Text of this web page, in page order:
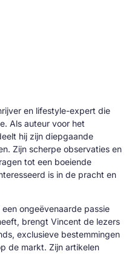
en lifestyle-expert die
Als auteur voor het
hij zijn diepgaande
Zijn scherpe observaties en
tot een boeiende
is in de pracht en
ongeëvenaarde passie
brengt Vincent de lezers
exclusieve bestemmingen
de markt. Zijn artikelen